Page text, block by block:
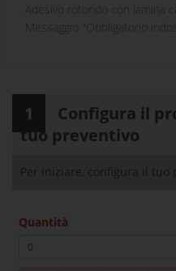
Adesivo rotondo con lamina
Messaggio "Obbligatorio
1
Configura il
tuo preventivo
Per iniziare, configura il tuo
Quantità